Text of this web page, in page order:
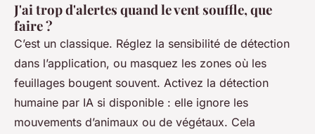
J'ai trop d'alertes quand le vent souffle, que
faire ?
C’est un classique. Réglez la sensibilité de détection
dans l’application, ou masquez les zones où les
feuillages bougent souvent. Activez la détection
humaine par IA si disponible : elle ignore les
mouvements d’animaux ou de végétaux. Cela